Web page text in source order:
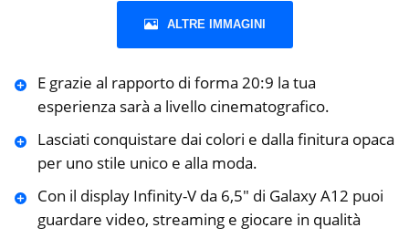
ALTRE IMMAGINI
E grazie al rapporto di forma 20:9 la tua
esperienza sarà a livello cinematografico.
Lasciati conquistare dai colori e dalla finitura opaca
per uno stile unico e alla moda.
Con il display Infinity-V da 6,5″ di Galaxy A12 puoi
guardare video, streaming e giocare in qualità